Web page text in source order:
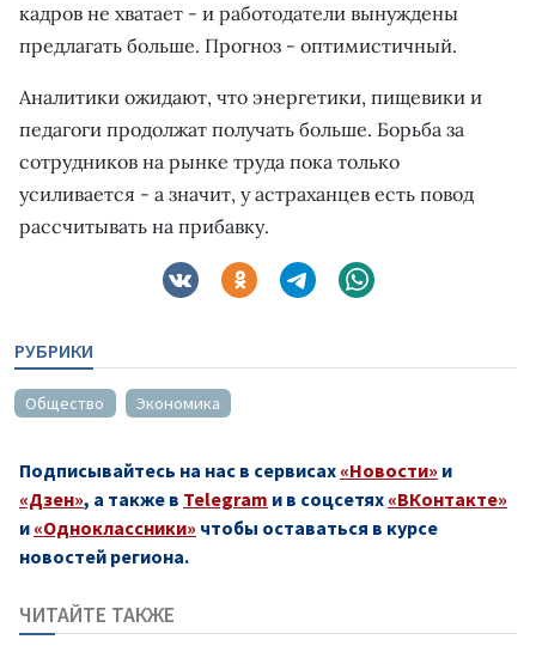
кадров не хватает - и работодатели вынуждены
предлагать больше. Прогноз - оптимистичный.
Аналитики ожидают, что энергетики, пищевики и
педагоги продолжат получать больше. Борьба за
сотрудников на рынке труда пока только
усиливается - а значит, у астраханцев есть повод
рассчитывать на прибавку.
РУБРИКИ
Общество Экономика
Подписывайтесь на нас в сервисах «Новости» и
«Дзен», а также в Telegram и в соцсетях «ВКонтакте»
и «Одноклассники» чтобы оставаться в курсе
новостей региона.
ЧИТАЙТЕ ТАКЖЕ